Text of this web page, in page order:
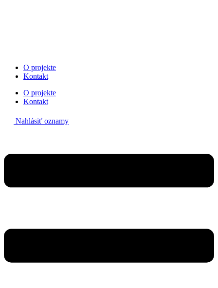
O projekte
Kontakt
O projekte
Kontakt
Nahlásiť oznamy